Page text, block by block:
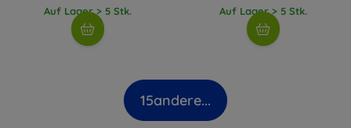
Auf Lager > 5 Stk. Auf Lager > 5 Stk.
15andere...